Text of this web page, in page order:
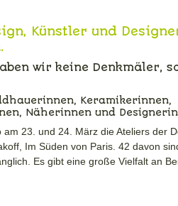
Künstler und
wir keine Denkmäler,
Keramikerinnen,
Näherinnen und
am 23. und 24. März die Ateliers der
Im Süden von Paris. 42 davon
Es gibt eine große Vielfalt an